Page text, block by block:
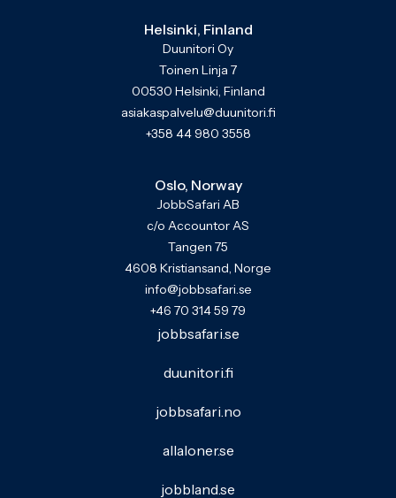
Helsinki, Finland
Duunitori Oy
Toinen Linja 7
00530 Helsinki, Finland
asiakaspalvelu@duunitori.fi
+358 44 980 3558
Oslo, Norway
JobbSafari AB
c/o Accountor AS
Tangen 75
4608 Kristiansand, Norge
info@jobbsafari.se
+46 70 314 59 79
jobbsafari.se
duunitori.fi
jobbsafari.no
allaloner.se
jobbland.se